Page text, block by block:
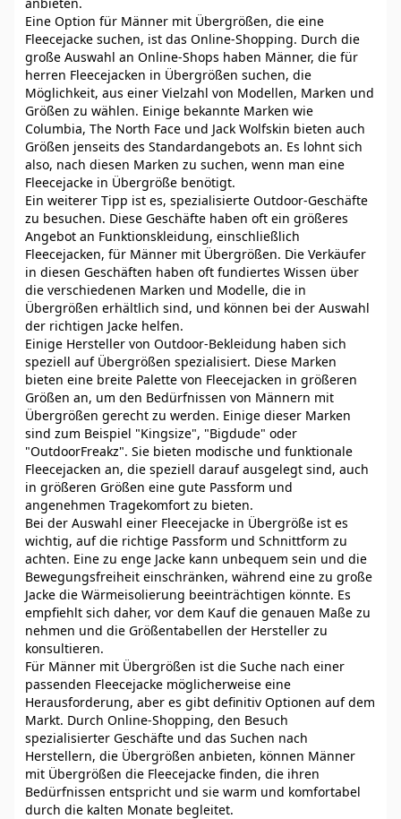
Eine Option für Männer mit Übergrößen, die eine
Fleecejacke suchen, ist das Online-Shopping. Durch die
große Auswahl an Online-Shops haben Männer, die für
herren Fleecejacken in Übergrößen suchen, die
Möglichkeit, aus einer Vielzahl von Modellen, Marken und
Größen zu wählen. Einige bekannte Marken wie
Columbia, The North Face und Jack Wolfskin bieten auch
Größen jenseits des Standardangebots an. Es lohnt sich
also, nach diesen Marken zu suchen, wenn man eine
Fleecejacke in Übergröße benötigt.
Ein weiterer Tipp ist es, spezialisierte Outdoor-Geschäfte
zu besuchen. Diese Geschäfte haben oft ein größeres
Angebot an Funktionskleidung, einschließlich
Fleecejacken, für Männer mit Übergrößen. Die Verkäufer
in diesen Geschäften haben oft fundiertes Wissen über
die verschiedenen Marken und Modelle, die in
Übergrößen erhältlich sind, und können bei der Auswahl
der richtigen Jacke helfen.
Einige Hersteller von Outdoor-Bekleidung haben sich
speziell auf Übergrößen spezialisiert. Diese Marken
bieten eine breite Palette von Fleecejacken in größeren
Größen an, um den Bedürfnissen von Männern mit
Übergrößen gerecht zu werden. Einige dieser Marken
sind zum Beispiel "Kingsize", "Bigdude" oder
"OutdoorFreakz". Sie bieten modische und funktionale
Fleecejacken an, die speziell darauf ausgelegt sind, auch
in größeren Größen eine gute Passform und
angenehmen Tragekomfort zu bieten.
Bei der Auswahl einer Fleecejacke in Übergröße ist es
wichtig, auf die richtige Passform und Schnittform zu
achten. Eine zu enge Jacke kann unbequem sein und die
Bewegungsfreiheit einschränken, während eine zu große
Jacke die Wärmeisolierung beeinträchtigen könnte. Es
empfiehlt sich daher, vor dem Kauf die genauen Maße zu
nehmen und die Größentabellen der Hersteller zu
konsultieren.
Für Männer mit Übergrößen ist die Suche nach einer
passenden Fleecejacke möglicherweise eine
Herausforderung, aber es gibt definitiv Optionen auf dem
Markt. Durch Online-Shopping, den Besuch
spezialisierter Geschäfte und das Suchen nach
Herstellern, die Übergrößen anbieten, können Männer
mit Übergrößen die Fleecejacke finden, die ihren
Bedürfnissen entspricht und sie warm und komfortabel
durch die kalten Monate begleitet.